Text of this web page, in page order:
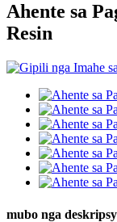
Ahente sa
Resin
mubo nga